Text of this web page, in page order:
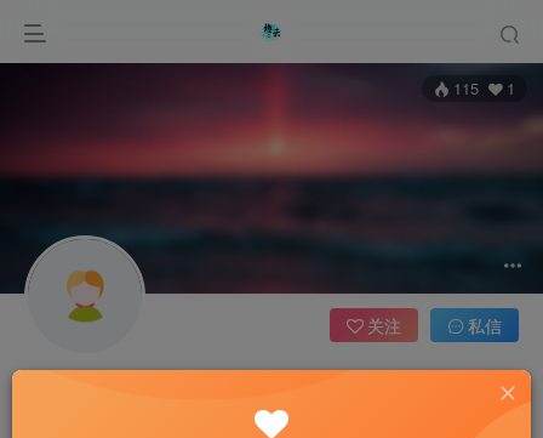
115 1
关注 私信